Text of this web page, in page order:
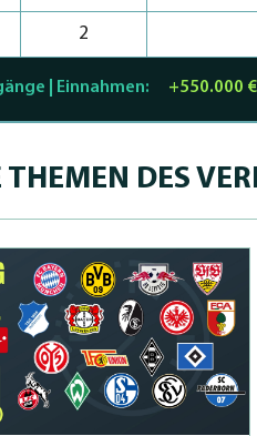
2
| Einnahmen: +550.000 €
DES